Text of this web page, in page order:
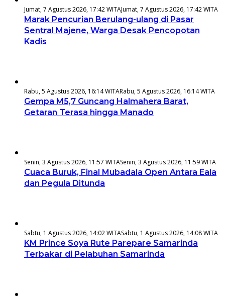
Jumat, 7 Agustus 2026, 17:42 WITAJumat, 7 Agustus 2026, 17:42 WITA
Marak Pencurian Berulang-ulang di Pasar
Sentral Majene, Warga Desak Pencopotan
Kadis
Rabu, 5 Agustus 2026, 16:14 WITARabu, 5 Agustus 2026, 16:14 WITA
Gempa M5,7 Guncang Halmahera Barat,
Getaran Terasa hingga Manado
Senin, 3 Agustus 2026, 11:57 WITASenin, 3 Agustus 2026, 11:59 WITA
Cuaca Buruk, Final Mubadala Open Antara Eala
dan Pegula Ditunda
Sabtu, 1 Agustus 2026, 14:02 WITASabtu, 1 Agustus 2026, 14:08 WITA
KM Prince Soya Rute Parepare Samarinda
Terbakar di Pelabuhan Samarinda